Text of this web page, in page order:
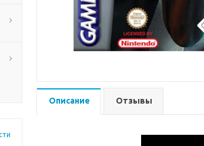
Описание Отзывы